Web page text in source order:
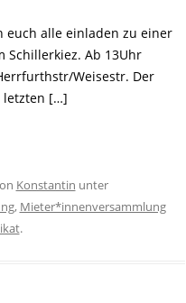
euch alle einladen zu einer
Schillerkiez. Ab 13Uhr
Weisestr. Der
letzten […]
Konstantin unter
, Mieter*innenversammlung
.